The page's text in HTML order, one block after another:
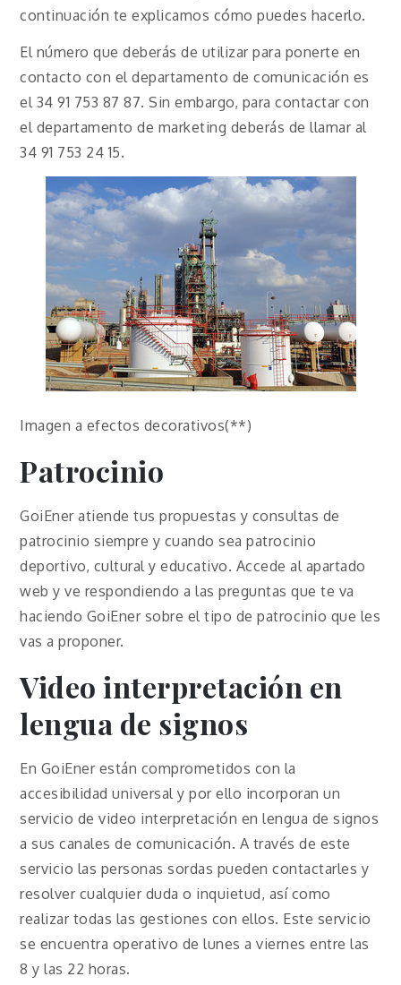
continuación te explicamos cómo puedes hacerlo.
El número que deberás de utilizar para ponerte en
contacto con el departamento de comunicación es
el 34 91 753 87 87. Sin embargo, para contactar con
el departamento de marketing deberás de llamar al
34 91 753 24 15.
Imagen a efectos decorativos(**)
Patrocinio
GoiEner atiende tus propuestas y consultas de
patrocinio siempre y cuando sea patrocinio
deportivo, cultural y educativo. Accede al apartado
web y ve respondiendo a las preguntas que te va
haciendo GoiEner sobre el tipo de patrocinio que les
vas a proponer.
Video interpretación en
lengua de signos
En GoiEner están comprometidos con la
accesibilidad universal y por ello incorporan un
servicio de video interpretación en lengua de signos
a sus canales de comunicación. A través de este
servicio las personas sordas pueden contactarles y
resolver cualquier duda o inquietud, así como
realizar todas las gestiones con ellos. Este servicio
se encuentra operativo de lunes a viernes entre las
8 y las 22 horas.